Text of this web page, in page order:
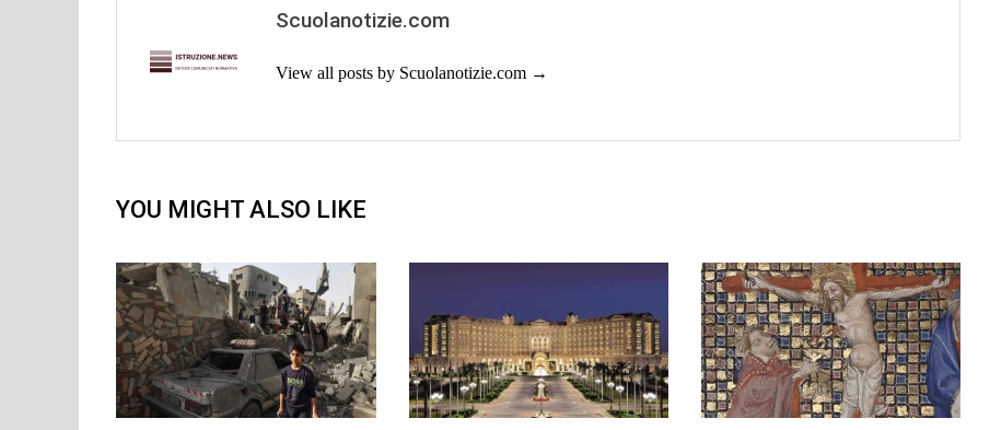
Scuolanotizie.com
View all posts by Scuolanotizie.com →
YOU MIGHT ALSO LIKE